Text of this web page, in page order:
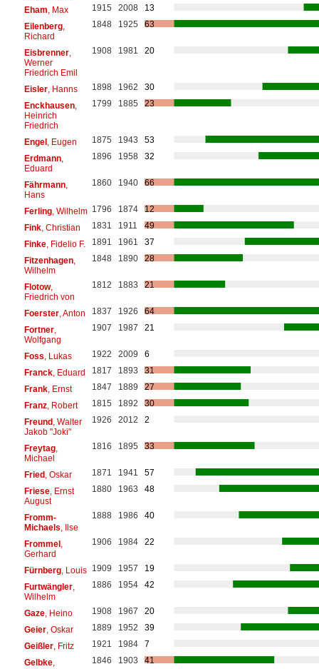
Eham , Max 1915 2008
13
Eilenberg,
Richard
1848 1925 63
Eisbrenner,
Werner
Friedrich Emil
1908 1981 20
Eisler, Hanns 1898 1962
30
Enckhausen,
Heinrich
Friedrich
1799 1885 23
Engel, Eugen 1875 1943
53
Erdmann,
Eduard
1896 1958 32
Fährmann,
Hans
1860 1940 66
Ferling, Wilhelm 1796 1874
12
Fink, Christian 1831 1911
49
Finke, Fidelio F. 1891 1961
37
Fitzenhagen,
Wilhelm
1848 1890 28
Flotow,
Friedrich von
1812 1883 21
Foerster, Anton 1837 1926
64
Fortner,
Wolfgang
1907 1987 21
Foss , Lukas 1922 2009
6
Franck, Eduard 1817 1893
31
Frank, Ernst 1847 1889
27
Franz, Robert 1815 1892
30
Freund, Walter
Jakob "Joki"
1926 2012 2
Freytag,
Michael
1816 1895 33
Fried, Oskar 1871 1941
57
Friese, Ernst
August
1880 1963 48
Fromm-
Michaels , Ilse
1888 1986 40
Frommel,
Gerhard
1906 1984 22
Fürnberg, Louis 1909 1957
19
Furtwängler,
Wilhelm
1886 1954 42
Gaze, Heino 1908 1967
20
Geier, Oskar 1889 1952
39
Geißler, Fritz 1921 1984
7
Gelbke,
1846 1903 41